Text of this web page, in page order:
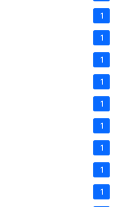
1
1
1
1
1
1
1
1
1